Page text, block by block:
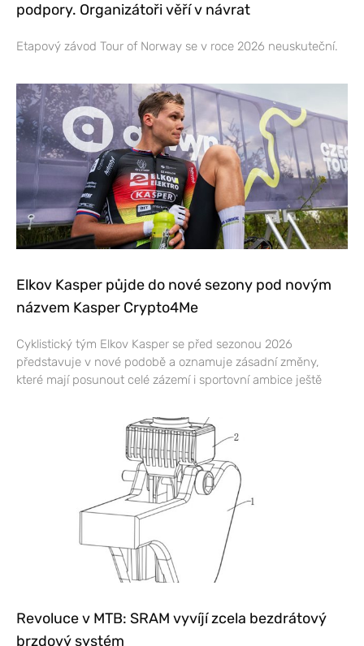
podpory. Organizátoři věří v návrat
Etapový závod Tour of Norway se v roce 2026 neuskuteční.
Elkov Kasper půjde do nové sezony pod novým
názvem Kasper Crypto4Me
Cyklistický tým Elkov Kasper se před sezonou 2026
představuje v nové podobě a oznamuje zásadní změny,
které mají posunout celé zázemí i sportovní ambice ještě
Revoluce v MTB: SRAM vyvíjí zcela bezdrátový
brzdový systém